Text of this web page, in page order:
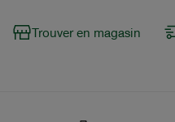
Trouver en magasin